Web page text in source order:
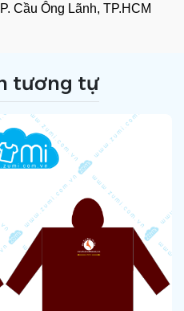
Ông Lãnh, TP.HCM
tương tự